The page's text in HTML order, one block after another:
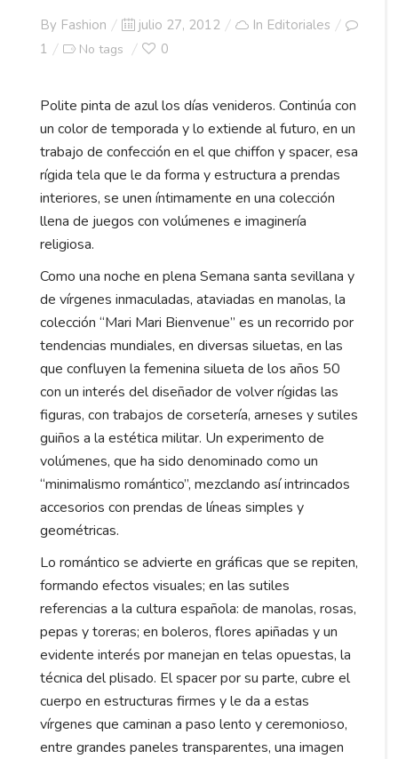
By Fashion
Posted
on
julio 27, 2012 In Editoriales
1
No tags 0
Polite pinta de azul los días venideros. Continúa con
un color de temporada y lo extiende al futuro, en un
trabajo de confección en el que chiffon y spacer, esa
rígida tela que le da forma y estructura a prendas
interiores, se unen íntimamente en una colección
llena de juegos con volúmenes e imaginería
religiosa.
Como una noche en plena Semana santa sevillana y
de vírgenes inmaculadas, ataviadas en manolas, la
colección “Mari Mari Bienvenue” es un recorrido por
tendencias mundiales, en diversas siluetas, en las
que confluyen la femenina silueta de los años 50
con un interés del diseñador de volver rígidas las
figuras, con trabajos de corsetería, arneses y sutiles
guiños a la estética militar. Un experimento de
volúmenes, que ha sido denominado como un
“minimalismo romántico”, mezclando así intrincados
accesorios con prendas de líneas simples y
geométricas.
Lo romántico se advierte en gráficas que se repiten,
formando efectos visuales; en las sutiles
referencias a la cultura española: de manolas, rosas,
pepas y toreras; en boleros, flores apiñadas y un
evidente interés por manejan en telas opuestas, la
técnica del plisado. El spacer por su parte, cubre el
cuerpo en estructuras firmes y le da a estas
vírgenes que caminan a paso lento y ceremonioso,
entre grandes paneles transparentes, una imagen